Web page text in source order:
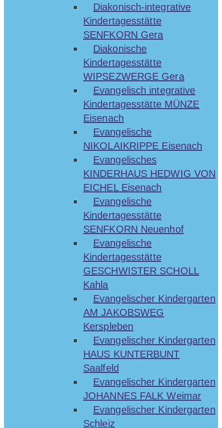
Diakonisch-integrative
Kindertagesstätte
SENFKORN Gera
Diakonische
Kindertagesstätte
WIPSEZWERGE Gera
Evangelisch integrative
Kindertagesstätte MÜNZE
Eisenach
Evangelische
NIKOLAIKRIPPE Eisenach
Evangelisches
KINDERHAUS HEDWIG VON
EICHEL Eisenach
Evangelische
Kindertagesstätte
SENFKORN Neuenhof
Evangelische
Kindertagesstätte
GESCHWISTER SCHOLL
Kahla
Evangelischer Kindergarten
AM JAKOBSWEG
Kerspleben
Evangelischer Kindergarten
HAUS KUNTERBUNT
Saalfeld
Evangelischer Kindergarten
JOHANNES FALK Weimar
Evangelischer Kindergarten
Schleiz